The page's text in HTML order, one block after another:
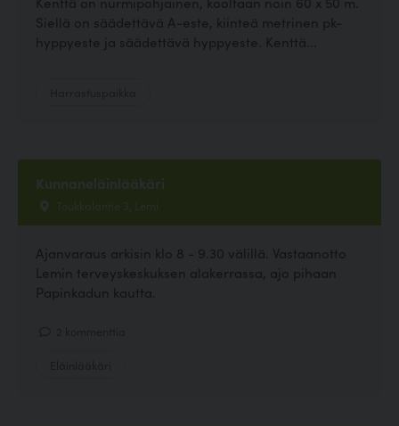
Siellä on säädettävä A-este, kiinteä metrinen pk-
hyppyeste ja säädettävä hyppyeste. Kenttä...
Kunnaneläinlääkäri
Toukkalantie 3, Lemi
Ajanvaraus arkisin klo 8 - 9.30 välillä. Vastaanotto
Lemin terveyskeskuksen alakerrassa, ajo pihaan
Papinkadun kautta.